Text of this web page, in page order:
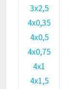
3х2,5
4х0,35
4х0,5
4х0,75
4х1
4х1,5